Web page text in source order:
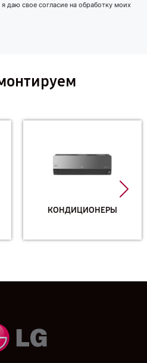
даю свое согласие на обработку моих
КОНДИЦИОНЕРЫ